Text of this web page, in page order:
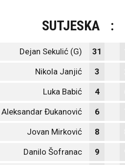
SUTJESKA :
Dejan Sekulić (G) 31
Nikola Janjić 3
Luka Babić 4
Aleksandar Đukanović 6
Jovan Mirković 8
Danilo Šofranac 9